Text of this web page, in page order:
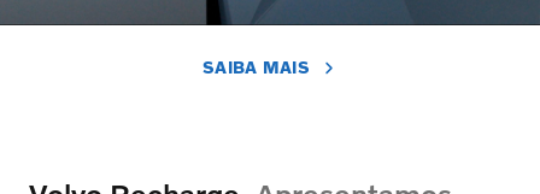
SAIBA MAIS